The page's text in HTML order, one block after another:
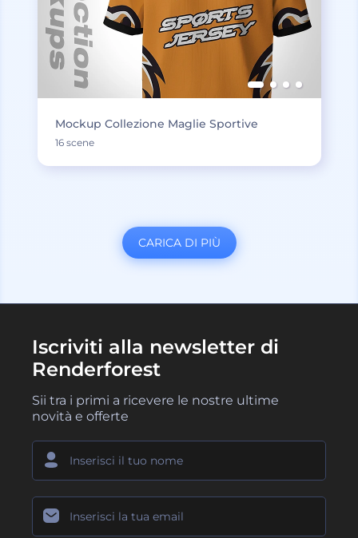
Mockup Collezione Maglie Sportive
16 scene
CARICA DI PIÙ
Iscriviti alla newsletter di
Renderforest
Sii tra i primi a ricevere le nostre ultime
novità e offerte